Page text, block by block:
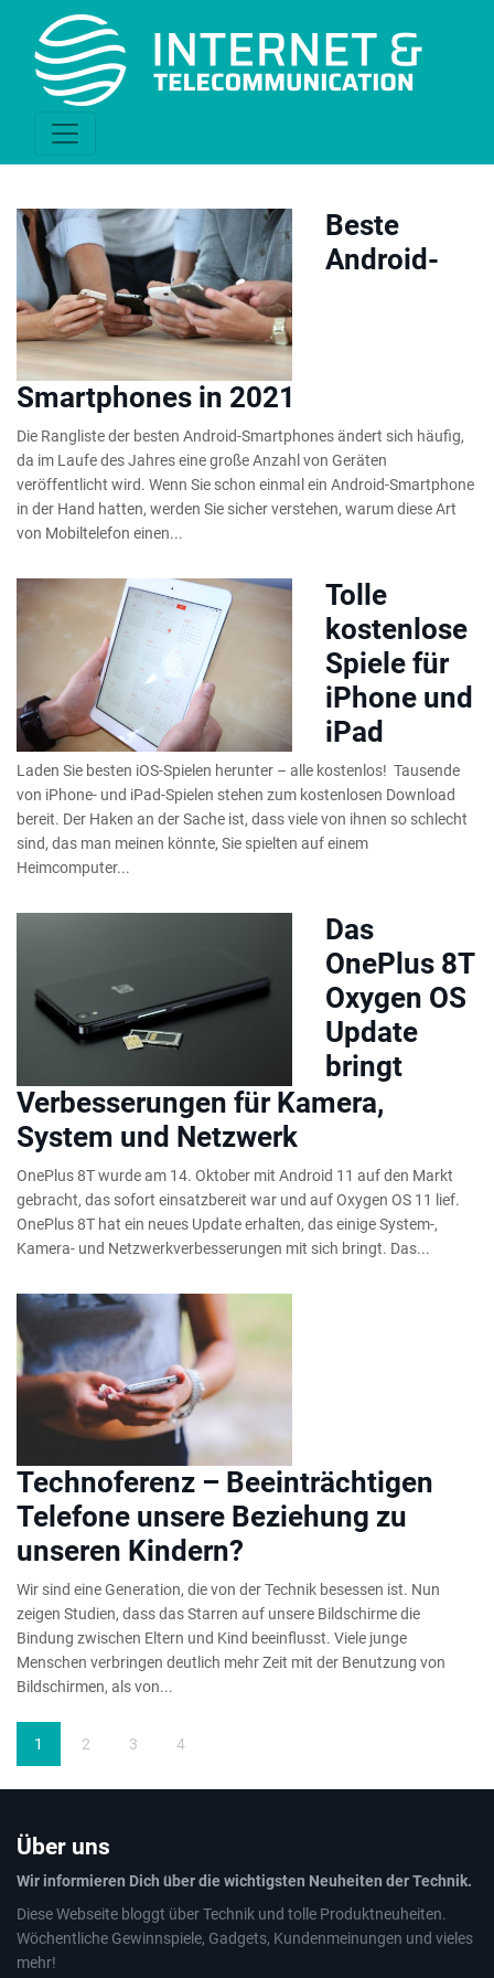
Beste
Android-
Smartphones in 2021
Die Rangliste der besten Android-Smartphones ändert sich häufig,
da im Laufe des Jahres eine große Anzahl von Geräten
veröffentlicht wird. Wenn Sie schon einmal ein Android-Smartphone
in der Hand hatten, werden Sie sicher verstehen, warum diese Art
von Mobiltelefon einen...
Tolle
kostenlose
Spiele für
iPhone und
iPad
Laden Sie besten iOS-Spielen herunter – alle kostenlos! Tausende
von iPhone- und iPad-Spielen stehen zum kostenlosen Download
bereit. Der Haken an der Sache ist, dass viele von ihnen so schlecht
sind, das man meinen könnte, Sie spielten auf einem
Heimcomputer...
Das
OnePlus 8T
Oxygen OS
Update
bringt
Verbesserungen für Kamera,
System und Netzwerk
OnePlus 8T wurde am 14. Oktober mit Android 11 auf den Markt
gebracht, das sofort einsatzbereit war und auf Oxygen OS 11 lief.
OnePlus 8T hat ein neues Update erhalten, das einige System-,
Kamera- und Netzwerkverbesserungen mit sich bringt. Das...
Technoferenz – Beeinträchtigen
Telefone unsere Beziehung zu
unseren Kindern?
Wir sind eine Generation, die von der Technik besessen ist. Nun
zeigen Studien, dass das Starren auf unsere Bildschirme die
Bindung zwischen Eltern und Kind beeinflusst. Viele junge
Menschen verbringen deutlich mehr Zeit mit der Benutzung von
Bildschirmen, als von...
1 2 3 4
Über uns
Wir informieren Dich über die wichtigsten Neuheiten der Technik.
Diese Webseite bloggt über Technik und tolle Produktneuheiten.
Wöchentliche Gewinnspiele, Gadgets, Kundenmeinungen und vieles
mehr!